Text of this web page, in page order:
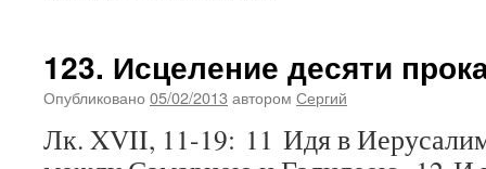
123. Исцеление десяти
Опубликовано 05/02/2013 автором Сергий
Лк. XVII, 11-19: 11 Идя в